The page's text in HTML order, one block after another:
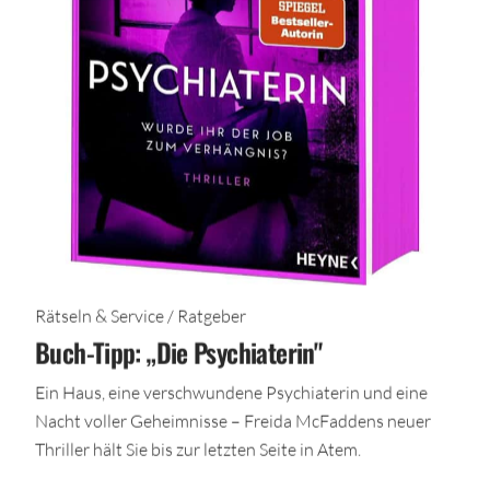
Rätseln & Service / Ratgeber
Buch-Tipp: „Die Psychiaterin"
Ein Haus, eine verschwundene Psychiaterin und eine
Nacht voller Geheimnisse – Freida McFaddens neuer
Thriller hält Sie bis zur letzten Seite in Atem.